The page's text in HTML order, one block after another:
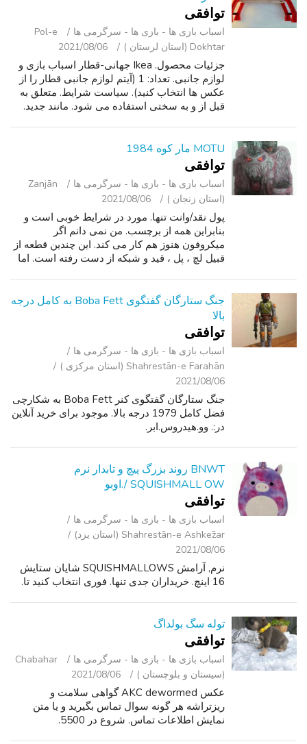
توافقی
اسباب‌ بازی ها - بازی ها - سرگرمی ‌ها
Pol-e
Dokhtar (استان لرستان )
2021/08/06
جزئیات محصول. Ikea جهانی-قطار اسباب بازی و
لوازم جانبی. تعداد: 1 (آیتم لوازم جانبی قطار را از
عکس ها انتخاب کنید). سیاست شرایط. متعلق به
قبل از و به سختی استفاده می شود. مانند جدید.
MOTU مار کوه 1984
توافقی
اسباب‌ بازی ها - بازی ها - سرگرمی ‌ها
Zanjān
(استان زنجان )
2021/08/06
پول نقد/وانت تنها. مورد در شرایط خوبی است و
بنابراین همه از برچسب. من نمی دانم اگر
میکروفون هنوز هم کار می کند. این چندین قطعه از
قبیل لچ ، پل ، قید و شبکه از دست رفته است. اما
جنگ ستارگان گفتگوی Boba Fett به کامل درجه
بالا
توافقی
اسباب‌ بازی ها - بازی ها - سرگرمی ‌ها
Shahrestān-e Farahān (استان مرکزی )
2021/08/06
جنگ ستارگان گفتگوی کنر Boba Fett به شکارچی
فضل کامل 1979 درجه بالا. موجود برای خرید آنلاین
در:. وو.هيدروس.ابر.
BNWT روند بزرگ پیچ و تابدار نرم
SQUISHMALL OW /.اوبو
توافقی
اسباب‌ بازی ها - بازی ها - سرگرمی ‌ها
Shahrestān-e Ashkez̄ar (استان یزد)
2021/08/06
نرم, آرامش SQUISHMALLOWS شایان ستایش
16 اینچ. خریداران جدی تنها. فوری انتخاب کنید تا.
توله سگ بولداگ
توافقی
اسباب‌ بازی ها - بازی ها - سرگرمی ‌ها
Chabahar
(سیستان و بلوچستان )
2021/08/06
عکس AKC dewormed گواهی سلامت و
ریزتراشه هر گونه سوال تماس بگیرید و یا متن
نمایش اطلاعات تماس. شروع در 5500.